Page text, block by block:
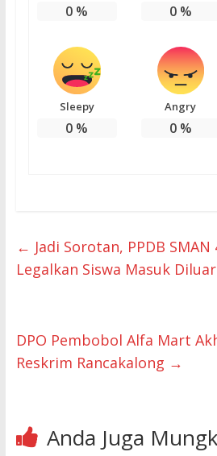
0 % 0%
Sleepy
0 %
Angry
0%
← Jadi Sorotan, PPDB
Legalkan Siswa Masuk
DPO Pembobol Alfa Mart
Reskrim Rancakalong →
Anda Juga